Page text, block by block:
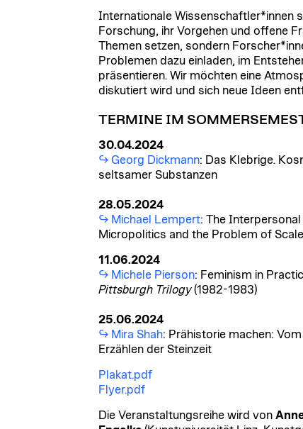
Internationale Wissenschaftler*innen
Forschung, ihr Vorgehen und offene
Themen setzen, sondern
Problemen dazu einladen, im
präsentieren. Wir möchten eine
diskutiert wird und sich neue Ideen
TERMINE IM
30.04.2024
Georg Dickmann: Das Klebrige.
seltsamer Substanzen
28.05.2024
Michael Lempert: The
Micropolitics and the Problem of Scale
11.06.2024
Michele Pierson: Feminism in
Pittsburgh Trilogy(1982-1983)
25.06.2024
Mira Shah: Prähistorie machen:
Erzählen der Steinzeit
Plakat.pdf
Flyer.pdf
Die Veranstaltungsreihe wird von